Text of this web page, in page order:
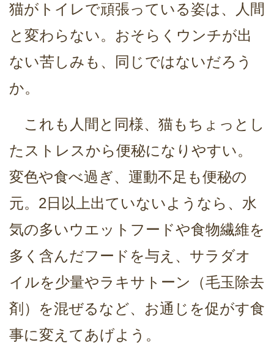
猫がトイレで頑張っている姿は、人間
と変わらない。おそらくウンチが出
ない苦しみも、同じではないだろう
か。
これも人間と同様、猫もちょっとし
たストレスから便秘になりやすい。
変色や食べ過ぎ、運動不足も便秘の
元。2日以上出ていないようなら、水
気の多いウエットフードや食物繊維を
多く含んだフードを与え、サラダオ
イルを少量やラキサトーン（毛玉除去
剤）を混ぜるなど、お通じを促がす食
事に変えてあげよう。